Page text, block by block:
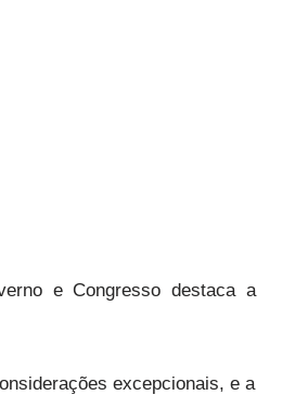
e Congresso destaca a
excepcionais, e a